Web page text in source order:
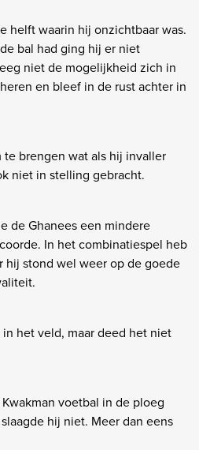
helft waarin hij onzichtbaar was.
bal had ging hij er niet
niet de mogelijkheid zich in
en bleef in de rust achter in
brengen wat als hij invaller
niet in stelling gebracht.
de Ghanees een mindere
In het combinatiespel heb
hij stond wel weer op de goede
het veld, maar deed het niet
voetbal in de ploeg
hij niet. Meer dan eens